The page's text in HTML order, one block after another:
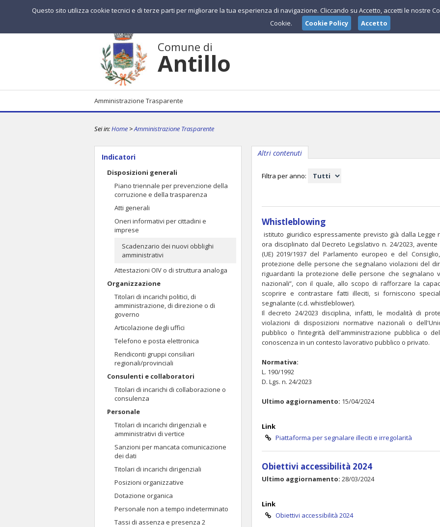
Comune di
Antillo
Amministrazione Trasparente
Sei in:Home >Amministrazione Trasparente
Indicatori
Disposizioni generali
Piano triennale per prevenzione della
corruzione e della trasparenza
Atti generali
Oneri informativi per cittadini e
imprese
Scadenzario dei nuovi obblighi
amministrativi
Attestazioni OIV o di struttura analoga
Organizzazione
Titolari di incarichi politici, di
amministrazione, di direzione o di
governo
Articolazione degli uffici
Telefono e posta elettronica
Rendiconti gruppi consiliari
regionali/provinciali
Consulenti e collaboratori
Titolari di incarichi di collaborazione o
consulenza
Personale
Titolari di incarichi dirigenziali e
amministrativi di vertice
Sanzioni per mancata comunicazione
dei dati
Titolari di incarichi dirigenziali
Posizioni organizzative
Dotazione organica
Personale non a tempo indeterminato
Tassi di assenza e presenza 2
Altri contenuti
Filtra per anno:
Whistleblowing
istituto giuridico espressamente previsto già dalla Legge
ora disciplinato dal Decreto Legislativo n. 24/2023,
(UE) 2019/1937 del Parlamento europeo e del
protezione delle persone che segnalano violazioni del
riguardanti la protezione delle persone che segnalano
nazionali”, con il quale, allo scopo di rafforzare la
scoprire e contrastare fatti illeciti, si forniscono
segnalante (c.d. whistleblower).
Il decreto 24/2023 disciplina, infatti, le modalità di
violazioni di disposizioni normative nazionali o
pubblico o l’integrità dell'amministrazione pubblica o
conoscenza in un contesto lavorativo pubblico o privato.
Normativa:
L. 190/1992
D. Lgs. n. 24/2023
Ultimo aggiornamento: 15/04/2024
Link
Piattaforma per segnalare illeciti e irregolarità
Obiettivi accessibilità 2024
Ultimo aggiornamento: 28/03/2024
Link
Obiettivi accessibilità 2024
Questo sito utilizza cookie tecnici e di terze parti per migliorare la tua esperienza di navigazione. Cliccando su Accetto, accetti le nostre
Cookie.
Cookie Policy Accetto